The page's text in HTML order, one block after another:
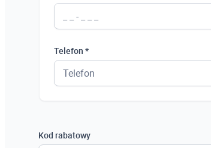
Telefon *
Kod rabatowy